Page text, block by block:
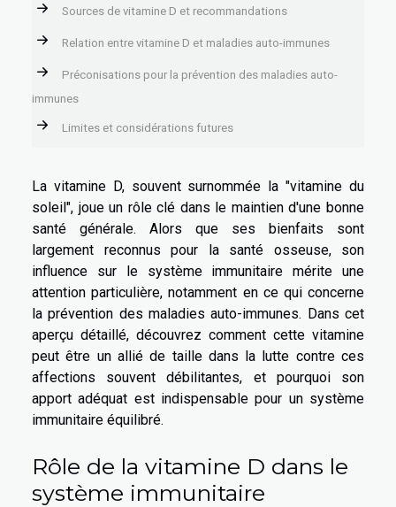
Sources de vitamine D et recommandations
Relation entre vitamine D et maladies auto-immunes
Préconisations pour la prévention des maladies auto-
immunes
Limites et considérations futures
La vitamine D, souvent surnommée la "vitamine du
soleil", joue un rôle clé dans le maintien d'une bonne
santé générale. Alors que ses bienfaits sont
largement reconnus pour la santé osseuse, son
influence sur le système immunitaire mérite une
attention particulière, notamment en ce qui concerne
la prévention des maladies auto-immunes. Dans cet
aperçu détaillé, découvrez comment cette vitamine
peut être un allié de taille dans la lutte contre ces
affections souvent débilitantes, et pourquoi son
apport adéquat est indispensable pour un système
immunitaire équilibré.
Rôle de la vitamine D dans le
système immunitaire